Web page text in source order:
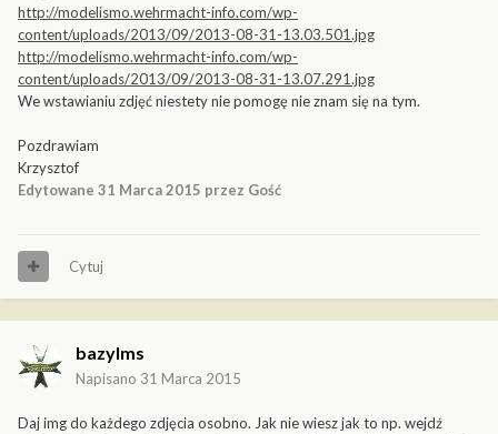
http://modelismo.wehrmacht-info.com/wp-
content/uploads/2013/09/2013-08-31-13.03.501.jpg
http://modelismo.wehrmacht-info.com/wp-
content/uploads/2013/09/2013-08-31-13.07.291.jpg
We wstawianiu zdjęć niestety nie pomogę nie znam się na tym.
Pozdrawiam
Krzysztof
Edytowane 31 Marca 2015 przez Gość
Cytuj
bazylms
Napisano 31 Marca 2015
Daj img do każdego zdjęcia osobno. Jak nie wiesz jak to np. wejdź